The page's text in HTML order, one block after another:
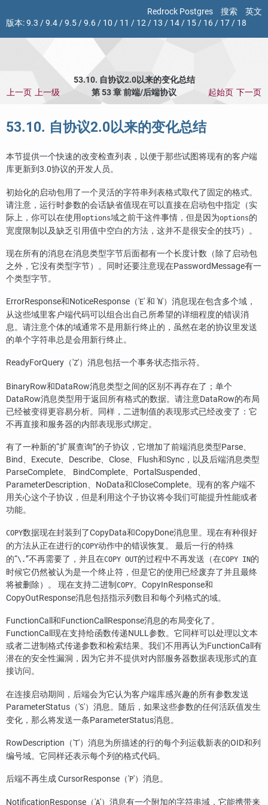
Redrock Postgres 搜索
英文
版本:9.3 /9.4/9.5/9.6/ 10 / 11 / 12/ 13 / 14/ 15/ 16/ 17/ 18
53.10. 自协议2.0以来的变化总结
上一页 上一级 第 53 章 前端/后端协议 起始页 下一页
53.10. 自协议2.0以来的变化总结
本节提供一个快速的改变检查列表，以便于那些试图将现有的客户端
库更新到3.0协议的开发人员。
初始化的启动包用了一个灵活的字符串列表格式取代了固定的格式。
请注意，运行时参数的会话缺省值现在可以直接在启动包中指定（实
际上，你可以在使用options域之前干这件事情，但是因为options的
宽度限制以及缺乏引用值中空白的方法，这并不是很安全的技巧）。
现在所有的消息在消息类型字节后面都有一个长度计数（除了启动包
之外，它没有类型字节）。同时还要注意现在PasswordMessage有一
个类型字节。
ErrorResponse和NoticeResponse（'E' 和 'N'）消息现在包含多个域，
从这些域里客户端代码可以组合出自己所希望的详细程度的错误消
息。请注意个体的域通常不是用新行终止的，虽然在老的协议里发送
的单个字符串总是会用新行终止。
ReadyForQuery（'Z'）消息包括一个事务状态指示符。
BinaryRow和DataRow消息类型之间的区别不再存在了；单个
DataRow消息类型用于返回所有格式的数据。请注意DataRow的布局
已经被变得更容易分析。同样，二进制值的表现形式已经改变了：它
不再直接和服务器的内部表现形式绑定。
有了一种新的“扩展查询”的子协议，它增加了前端消息类型Parse、
Bind、Execute、Describe、Close、Flush和Sync，以及后端消息类型
ParseComplete、 BindComplete、PortalSuspended、
ParameterDescription、NoData和CloseComplete。现有的客户端不
用关心这个子协议，但是利用这个子协议将令我们可能提升性能或者
功能。
COPY数据现在封装到了CopyData和CopyDone消息里。现在有种很好
的方法从正在进行的COPY动作中的错误恢复。 最后一行的特殊
的“\.”不再需要了，并且在COPY OUT的过程中不再发送（在COPY IN的
时候它仍然被认为是一个终止符，但是它的使用已经废弃了并且最终
将被删除）。 现在支持二进制 COPY。CopyInResponse和
CopyOutResponse消息包括指示列数目和每个列格式的域。
FunctionCall和FunctionCallResponse消息的布局变化了。
FunctionCall现在支持给函数传递NULL参数。它同样可以处理以文本
或者二进制格式传递参数和检索结果。我们不用再认为FunctionCall有
潜在的安全性漏洞，因为它并不提供对内部服务器数据表现形式的直
接访问。
在连接启动期间，后端会为它认为客户端库感兴趣的所有参数发送
ParameterStatus（'S'）消息。随后，如果这些参数的任何活跃值发生
变化，那么将发送一条ParameterStatus消息。
RowDescription（'T'）消息为所描述的行的每个列运载新表的OID和列
编号域。它同样还表示每个列的格式代码。
后端不再生成 CursorResponse（'P'）消息。
NotificationResponse（'A'）消息有一个附加的字符串域，它能携带来